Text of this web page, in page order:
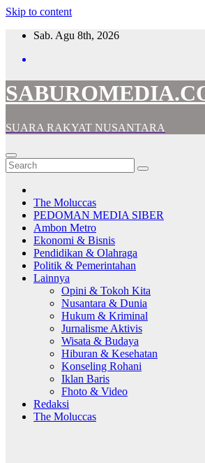
Skip to content
Sab. Agu 8th, 2026
SUARA RAKYAT NUSANTARA
The Moluccas
PEDOMAN MEDIA SIBER
Ambon Metro
Ekonomi & Bisnis
Pendidikan & Olahraga
Politik & Pemerintahan
Lainnya
Opini & Tokoh Kita
Nusantara & Dunia
Hukum & Kriminal
Jurnalisme Aktivis
Wisata & Budaya
Hiburan & Kesehatan
Konseling Rohani
Iklan Baris
Fhoto & Video
Redaksi
The Moluccas